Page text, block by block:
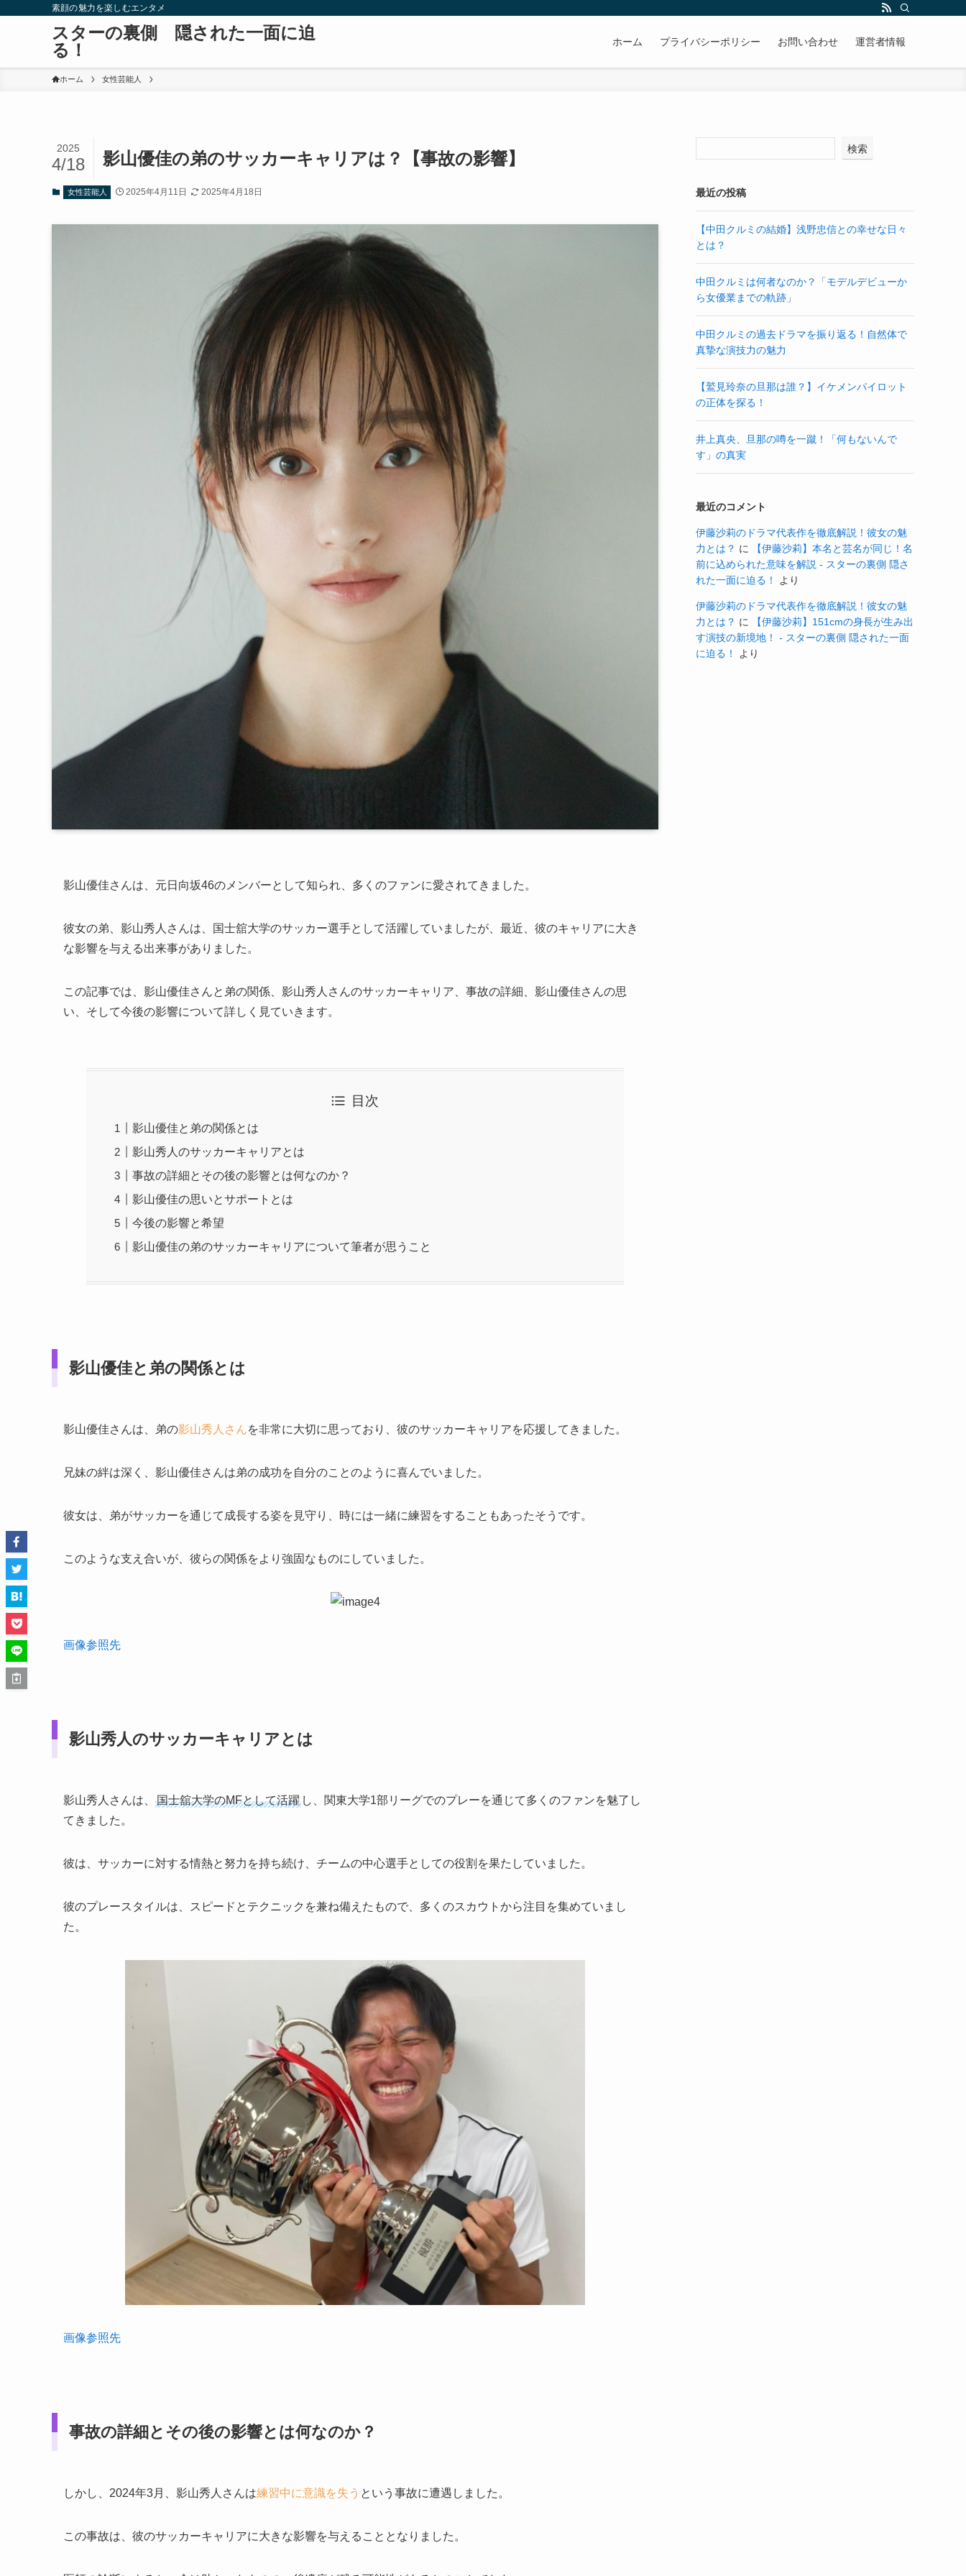
素顔の魅力を楽しむエンタメ
スターの裏側 隠された一面に迫
る！
ホーム プライバシーポリシー お問い合わせ 運営者情報
ホーム 女性芸能人
影山優佳の弟のサッカーキャリアは？【事故の影響】
2025
4/18
女性芸能人 2025年4月11日 2025年4月18日
影山優佳さんは、元日向坂46のメンバーとして知られ、多くのファンに愛されてきました。
彼女の弟、影山秀人さんは、国士舘大学のサッカー選手として活躍していましたが、最近、彼のキャリアに大き
な影響を与える出来事がありました。
この記事では、影山優佳さんと弟の関係、影山秀人さんのサッカーキャリア、事故の詳細、影山優佳さんの思
い、そして今後の影響について詳しく見ていきます。
目次
影山優佳と弟の関係とは
影山秀人のサッカーキャリアとは
事故の詳細とその後の影響とは何なのか？
影山優佳の思いとサポートとは
今後の影響と希望
影山優佳の弟のサッカーキャリアについて筆者が思うこと
影山優佳と弟の関係とは
影山優佳さんは、弟の影山秀人さんを非常に大切に思っており、彼のサッカーキャリアを応援してきました。
兄妹の絆は深く、影山優佳さんは弟の成功を自分のことのように喜んでいました。
彼女は、弟がサッカーを通じて成長する姿を見守り、時には一緒に練習をすることもあったそうです。
このような支え合いが、彼らの関係をより強固なものにしていました。
画像参照先
影山秀人のサッカーキャリアとは
影山秀人さんは、 国士舘大学のMFとして活躍 し、関東大学1部リーグでのプレーを通じて多くのファンを魅了し
てきました。
彼は、サッカーに対する情熱と努力を持ち続け、チームの中心選手としての役割を果たしていました。
彼のプレースタイルは、スピードとテクニックを兼ね備えたもので、多くのスカウトから注目を集めていまし
た。
画像参照先
事故の詳細とその後の影響とは何なのか？
しかし、2024年3月、影山秀人さんは練習中に意識を失う という事故に遭遇しました。
この事故は、彼のサッカーキャリアに大きな影響を与えることとなりました。
検索
最近の投稿
【中田クルミの結婚】浅野忠信との幸せな日々
とは？
中田クルミは何者なのか？「モデルデビューか
ら女優業までの軌跡」
中田クルミの過去ドラマを振り返る！自然体で
真摯な演技力の魅力
【鷲見玲奈の旦那は誰？】イケメンパイロット
の正体を探る！
井上真央、旦那の噂を一蹴！「何もないんで
す」の真実
最近のコメント
伊藤沙莉のドラマ代表作を徹底解説！彼女の魅
力とは？ に
【伊藤沙莉】本名と芸名が同じ！名
前に込められた意味を解説 - スターの裏側 隠さ
れた一面に迫る！
より
伊藤沙莉のドラマ代表作を徹底解説！彼女の魅
力とは？ に
【伊藤沙莉】151cmの身長が生み出
す演技の新境地！ - スターの裏側 隠された一面
に迫る！
より